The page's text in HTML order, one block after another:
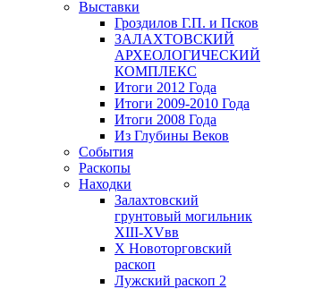
Выставки
Гроздилов Г.П. и Псков
ЗАЛАХТОВСКИЙ
АРХЕОЛОГИЧЕСКИЙ
КОМПЛЕКС
Итоги 2012 Года
Итоги 2009-2010 Года
Итоги 2008 Года
Из Глубины Веков
События
Раскопы
Находки
Залахтовский
грунтовый могильник
XIII-XVвв
X Новоторговский
раскоп
Лужский раскоп 2